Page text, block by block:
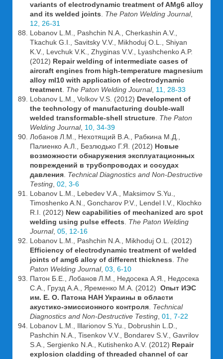
variants of electrodynamic treatment of AMg6 alloy
and its welded joints
The Paton Welding Journal,
12, 26-31
Lobanov L.M., Pashchin N.A., Cherkashin A.V.,
Tkachuk G.I., Savitsky V.V., Mikhoduj O.L., Shiyan
K.V., Levchuk V.K., Zhyginas V.V., Lyashchenko A.P.
(2012) Repair welding of intermediate cases of
aircraft engines from high-temperature magnesium
alloy ml10 with application of electrodynamic
treatment The Paton Welding Journal, 11, 28-33
Lobanov L.M., Volkov V.S. (2012) Development of
the technology of manufacturing double-wall
welded transformable-shell structure The Paton
Welding Journal, 10, 34-39
Лобанов Л.М., Нехотящий В.А., Рабкина М.Д.,
Палиенко А.Л., Безлюдько Г.Я. (2012) Новые
возможности обнаружения эксплуатационных
повреждений в трубопроводах и сосудах
давления Technical Diagnostics and Non-Destructive
Testing 02, 3-6
Lobanov L.M., Lebedev V.A., Maksimov S.Yu.,
Timoshenko A.N., Goncharov P.V., Lendel I.V., Klochko
R.I. (2012) New capabilities of mechanized arc spot
welding using pulse effects
The Paton Welding
Journal, 05, 12-16
Lobanov L.M., Pashchin N.A., Mikhoduj O.L. (2012)
Efficiency of electrodynamic treatment of welded
joints of amg6 alloy of different thickness
The
Paton Welding Journal, 03, 6-10
Патон Б.Е., Лобанов Л.М., Недосека А.Я., Недосека
С.А., Грузд А.А., Яременко М.А. (2012) Опыт ИЭС
им. Е. О. Патона НАН Украины в области
акустико-эмиссионного контроля Technical
Diagnostics and Non-Destructive Testing 01, 7-22
Lobanov L.M., Illarionov S.Yu., Dobrushin L.D.,
Pashchin N.A., Tisenkov V.V., Bondarev S.V., Gavrilov
S.A., Sergienko N.A., Kutishenko A.V. (2012) Repair
explosion cladding of threaded channel of car